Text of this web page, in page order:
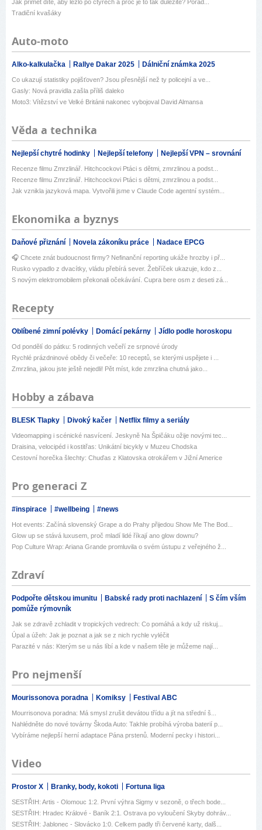
Jak přimět dítě, aby lezlo po čtyřech a proč je to tak důležité? Porad...
Tradiční kvašáky
Auto-moto
Alko-kalkulačka Rallye Dakar 2025 Dálniční známka 2025
Co ukazují statistiky pojišťoven? Jsou přesnější než ty policejní a ve...
Gasly: Nová pravidla zašla příliš daleko
Moto3: Vítězství ve Velké Británii nakonec vybojoval David Almansa
Věda a technika
Nejlepší chytré hodinky Nejlepší telefony Nejlepší VPN – srovnání
Recenze filmu Zmrzlinář. Hitchcockovi Ptáci s dětmi, zmrzlinou a podst...
Recenze filmu Zmrzlinář. Hitchcockovi Ptáci s dětmi, zmrzlinou a podst...
Jak vznikla jazyková mapa. Vytvořili jsme v Claude Code agentní systém...
Ekonomika a byznys
Daňové přiznání Novela zákoníku práce Nadace EPCG
🎧 Chcete znát budoucnost firmy? Nefinanční reporting ukáže hrozby i př...
Rusko vypadlo z dvacítky, vládu přebírá sever. Žebříček ukazuje, kdo z...
S novým elektromobilem překonali očekávání. Cupra bere osm z deseti zá...
Recepty
Oblíbené zimní polévky Domácí pekárny Jídlo podle horoskopu
Od pondělí do pátku: 5 rodinných večeří ze srpnové úrody
Rychlé prázdninové obědy či večeře: 10 receptů, se kterými uspějete i ...
Zmrzlina, jakou jste ještě nejedli! Pět míst, kde zmrzlina chutná jako...
Hobby a zábava
BLESK Tlapky Divoký kačer Netflix filmy a seriály
Videomapping i scénické nasvícení. Jeskyně Na Špičáku ožije novými tec...
Draisina, velocipéd i kostitřas: Unikátní bicykly v Muzeu Chodska
Cestovní horečka šlechty: Chuďas z Klatovska otrokářem v Jižní Americe
Pro generaci Z
#inspirace #wellbeing #news
Hot events: Začíná slovenský Grape a do Prahy přijedou Show Me The Bod...
Glow up se stává luxusem, proč mladí lidé říkají ano glow downu?
Pop Culture Wrap: Ariana Grande promluvila o svém ústupu z veřejného ž...
Zdraví
Podpořte dětskou imunitu Babské rady proti nachlazení
S čím vším
pomůže rýmovník
Jak se zdravě zchladit v tropických vedrech: Co pomáhá a kdy už riskuj...
Úpal a úžeh: Jak je poznat a jak se z nich rychle vyléčit
Parazité v nás: Kterým se u nás líbí a kde v našem těle je můžeme nají...
Pro nejmenší
Mourissonova poradna Komiksy Festival ABC
Mourrisonova poradna: Má smysl zrušit devátou třídu a jít na střední š...
Nahlédněte do nové továrny Škoda Auto: Takhle probíhá výroba baterií p...
Vybíráme nejlepší herní adaptace Pána prstenů. Moderní pecky i histori...
Video
Prostor X Branky, body, kokoti Fortuna liga
SESTŘIH: Artis - Olomouc 1:2. První výhra Sigmy v sezoně, o třech bode...
SESTŘIH: Hradec Králové - Baník 2:1. Ostrava po vyloučení Skyby dohráv...
SESTŘIH: Jablonec - Slovácko 1:0. Celkem padly tři červené karty, dalš...